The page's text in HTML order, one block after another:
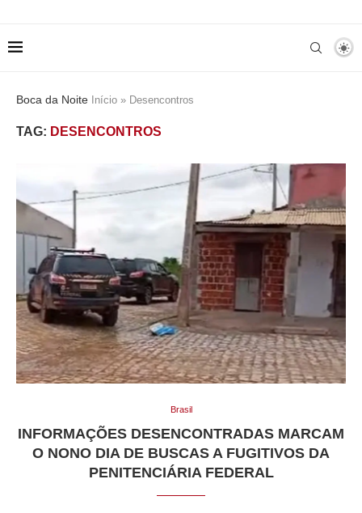
Boca da Noite Início » Desencontros
TAG: DESENCONTROS
Brasil
INFORMAÇÕES DESENCONTRADAS MARCAM
O NONO DIA DE BUSCAS A FUGITIVOS DA
PENITENCIÁRIA FEDERAL